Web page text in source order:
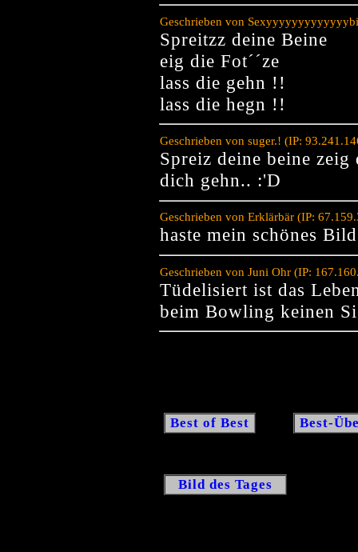
Geschrieben von
Spreitzz deine Beine
eig die Fot´´ze
lass die gehn !!
lass die hegn !!
Geschrieben von suger.! (IP:
Spreiz deine beine
dich gehn.. :'D
Geschrieben von Erklärbär (IP:
haste mein schönes
Geschrieben von Juni Ohr (IP:
Tüdelisiert ist das
beim Bowling keinen
Best of Best Best-
Bild des Tages